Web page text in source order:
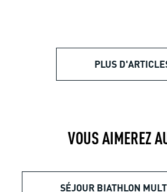
PLUS
VOUS AIMEREZ
SÉJOUR BIATHLON